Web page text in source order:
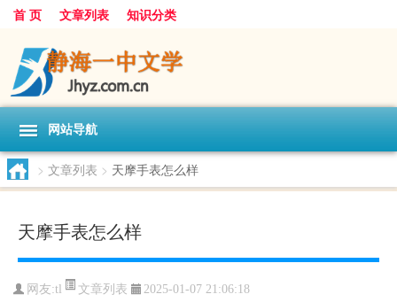
首 页 文章列表 知识分类
网站导航
> 文章列表 > 天摩手表怎么样
天摩手表怎么样
网友:tl 文章列表 2025-01-07 21:06:18